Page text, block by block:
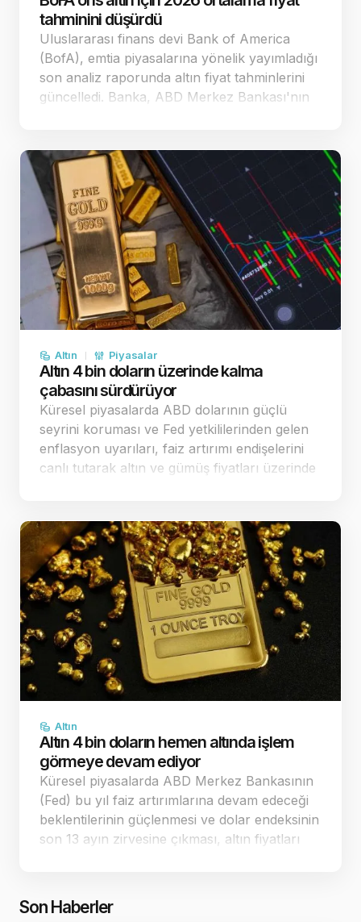
tahminini düşürdü
Uluslararası finans devi Bank of America
(BofA), emtia piyasalarına yönelik yayımladığı
son analiz raporunda altın fiyat tahminlerini
güncelledi. Banka, ABD Merkez Bankası'nın
öngörülerinde …
Altın Piyasalar
Altın 4 bin doların üzerinde kalma
çabasını sürdürüyor
Küresel piyasalarda ABD dolarının güçlü
seyrini koruması ve Fed yetkililerinden gelen
enflasyon uyarıları, faiz artırımı endişelerini
canlı tutarak altın ve gümüş fiyatları üzerinde
Altın
Altın 4 bin doların hemen altında işlem
görmeye devam ediyor
Küresel piyasalarda ABD Merkez Bankasının
(Fed) bu yıl faiz artırımlarına devam edeceği
beklentilerinin güçlenmesi ve dolar endeksinin
son 13 ayın zirvesine çıkması, altın fiyatları
Son Haberler